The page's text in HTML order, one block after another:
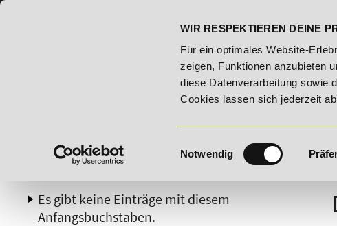
WIR RESPEKTIEREN DEINE
Für ein optimales Website-
zeigen, Funktionen anzubieten
diese Datenverarbeitung sowie
Cookies lassen sich jederzeit
Einwilligungsauswahl
Notwendig
25% Rabatt auf "E-Commerce Manager" vom 28. Juli - 06.
B C G H
Es gibt keine Einträge mit diesem
Anfangsbuchstaben.